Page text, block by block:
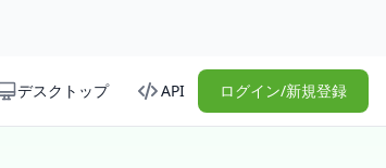
デスクトップ API ログイン/新規登録